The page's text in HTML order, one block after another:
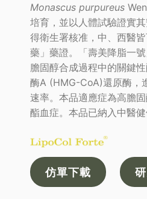
Monascus purpureus
培育，並以人體試驗證實
得衛生署核准，中、西醫
藥」藥證。「壽美降脂一
膽固醇合成過程中的關鍵
酶A (HMG-CoA)還原酶，
速率。本品適應症為高膽
酯血症。本品已納入中醫健
仿單下載